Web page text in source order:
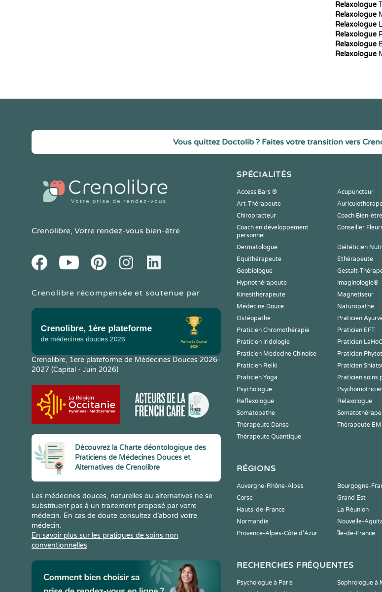
Relaxologue
Relaxologue
Relaxologue
Relaxologue
Relaxologue
Relaxologue
Vous quittez Doctolib ? Faites votre transition vers
Crenolibre, Votre rendez-vous bien-être
FacebookYoutube PinteresetInstagramLinkedIn
Crenolibre récompensée et soutenue par
Crenolibre, 1ere plateforme de Médecines Douces 2026-
2027 (Capital - Juin 2026)
Découvrez la Charte déontologique des
Praticiens de Médecines Douces et
Alternatives de Crenolibre
Les médecines douces, naturelles ou alternatives ne se
substituent pas à un traitement proposé par votre
médecin. En cas de doute consultez d’abord votre
médecin.
En savoir plus sur les pratiques de soins non
conventionnelles
SPÉCIALITÉS
Access Bars ® Acupuncteur
Art-Thérapeute
Chiropracteur
Coach Bien-être
Coach en développement
personnel
Conseiller
Dermatologue Diététicien
Equithérapeute
Ethérapeute
Geobiologue
Gestalt-
Hypnothérapeute
Imaginologie®
Kinesithérapeute
Magnetiseur
Médecine Douce
Naturopathe
Ostéopathe
Praticien
Praticien Chromothérapie
Praticien EFT
Praticien Iridologie
Praticien
Praticien Médecine Chinoise
Praticien
Praticien Reiki
Praticien
Praticien Yoga
Praticien soins
Psychologue
Reflexologue
Relaxologue
Somatopathe
Thérapeute Danse
Thérapeute
Thérapeute Quantique
RÉGIONS
Auvergne-Rhône-Alpes Bourgogne-
Corse
Grand Est
Hauts-de-France
La Réunion
Normandie
Nouvelle-
Provence-Alpes-Côte d'Azur
Île-de-France
RECHERCHES FRÉQUENTES
Psychologue à Paris Sophrologue à